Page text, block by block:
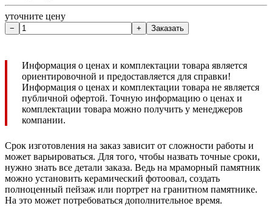
уточните цену
Информация о ценах и комплектации товара является
ориентировочной и предоставляется для справки!
Информация о ценах и комплектации товара не является
публичной офертой. Точную информацию о ценах и
комплектации товара можно получить у менеджеров
компании.
Срок изготовления на заказ зависит от сложности работы и
может варьироваться. Для того, чтобы назвать точные сроки,
нужно знать все детали заказа. Ведь на мраморный памятник
можно установить керамический фотоовал, создать
полноценный пейзаж или портрет на гранитном памятнике.
На это может потребоваться дополнительное время.